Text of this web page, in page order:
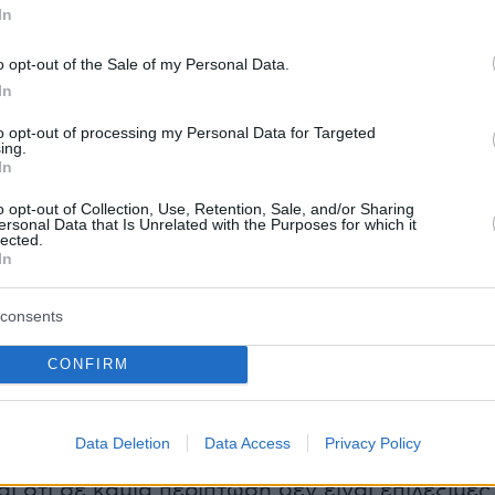
opt-out of the Sale of my Personal Data.
opt-out of processing my Personal Data for Targeted
opt-out of Collection, Use, Retention, Sale, and/or Sharing
Data that Is Unrelated with the Purposes for which it
CONFIRM
Data Deletion Data Access Privacy Policy
επιδοτούνται
προγράμματος υπάρχουν δύο διακριτοί
διαμερίσματος ή μονοκατοικίας.
(συμπεριλαμβανομένων των
διαμερισμάτων ως μέρους αίτησης σε